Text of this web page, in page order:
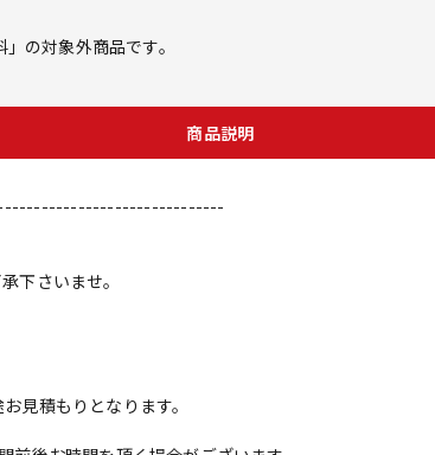
の対象外商品です。
商品説明
下さいませ。
見積もりとなります。